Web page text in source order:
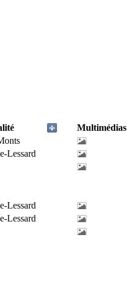
Multimédias
Lessard
Lessard
Lessard